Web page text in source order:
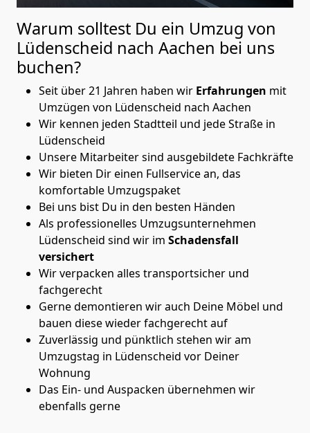
Warum solltest Du ein Umzug von
Lüdenscheid nach Aachen bei uns
buchen?
Seit über 21 Jahren haben wir Erfahrungen mit
Umzügen von Lüdenscheid nach Aachen
Wir kennen jeden Stadtteil und jede Straße in
Lüdenscheid
Unsere Mitarbeiter sind ausgebildete Fachkräfte
Wir bieten Dir einen Fullservice an, das
komfortable Umzugspaket
Bei uns bist Du in den besten Händen
Als professionelles Umzugsunternehmen
Lüdenscheid sind wir im Schadensfall
versichert
Wir verpacken alles transportsicher und
fachgerecht
Gerne demontieren wir auch Deine Möbel und
bauen diese wieder fachgerecht auf
Zuverlässig und pünktlich stehen wir am
Umzugstag in Lüdenscheid vor Deiner
Wohnung
Das Ein- und Auspacken übernehmen wir
ebenfalls gerne